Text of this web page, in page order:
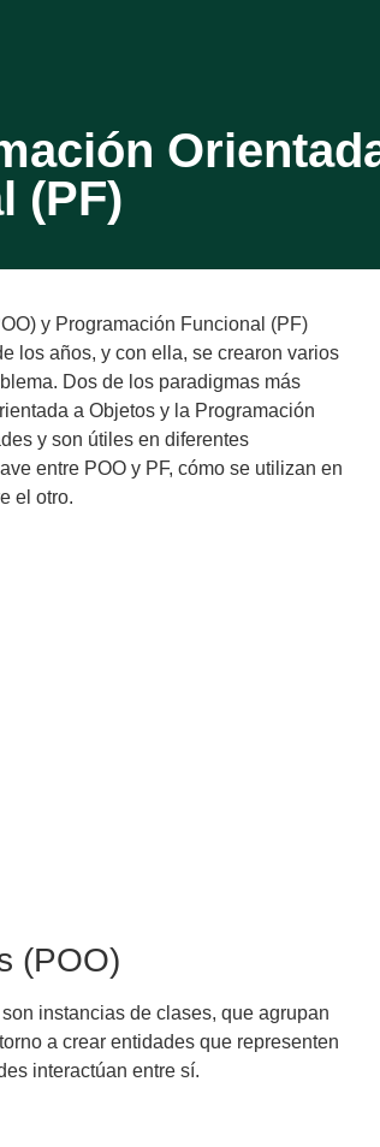
(PF)
los años, y con ella, se crearon varios
Dos de los paradigmas más
a Objetos y la Programación
y son útiles en diferentes
entre POO y PF, cómo se utilizan en
el otro.
(POO)
instancias de clases, que agrupan
a crear entidades que representen
interactúan entre sí.